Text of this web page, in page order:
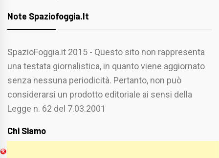
Note Spaziofoggia.it
SpazioFoggia.it 2015 - Questo sito non rappresenta
una testata giornalistica, in quanto viene aggiornato
senza nessuna periodicità. Pertanto, non può
considerarsi un prodotto editoriale ai sensi della
Legge n. 62 del 7.03.2001
Chi Siamo